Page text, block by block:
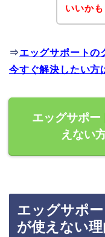
いいかも
⇒エッグサポートの
今すぐ解決したい方
エッグサポー
えない
エッグサポ
が使えない